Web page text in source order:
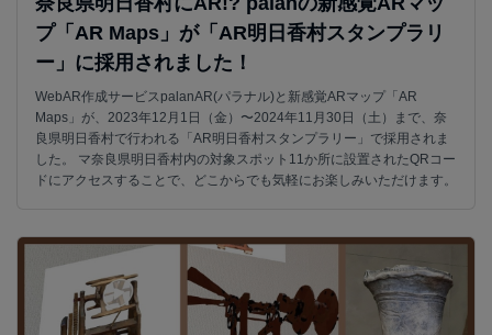
プ「AR Maps」が「AR明日香村スタンプラリ
ー」に採用されました！
WebAR作成サービスpalanAR(パラナル)と新感覚ARマップ「AR
Maps」が、2023年12月1日（金）〜2024年11月30日（土）まで、奈
良県明日香村で行われる「AR明日香村スタンプラリー」で採用されま
した。 マ奈良県明日香村内の対象スポット11か所に設置されたQRコー
ドにアクセスすることで、どこからでも気軽にお楽しみいただけます。